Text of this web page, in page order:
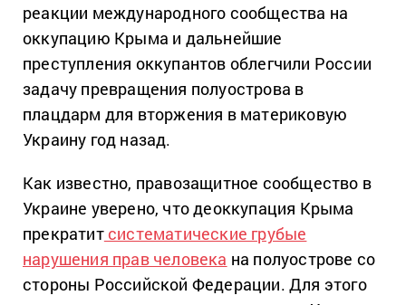
реакции международного сообщества на
оккупацию Крыма и дальнейшие
преступления оккупантов облегчили России
задачу превращения полуострова в
плацдарм для вторжения в материковую
Украину год назад.
Как известно, правозащитное сообщество в
Украине уверено, что деоккупация Крыма
прекратитсистематические грубые
нарушения прав человека на полуострове со
стороны Российской Федерации. Для этого